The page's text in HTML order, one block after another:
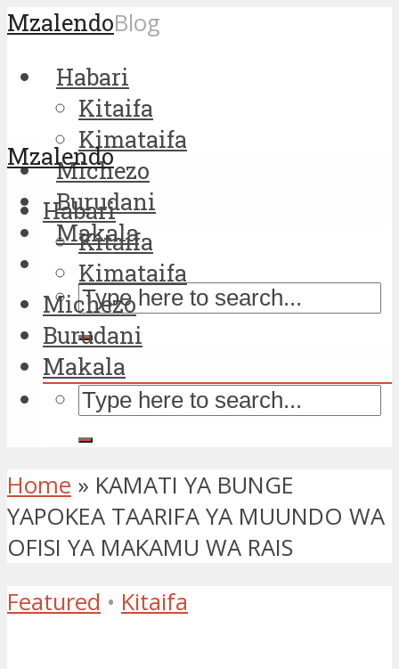
MzalendoBlog
Habari
Kitaifa
Kimataifa
Michezo
Burudani
Makala
Mzalendo
Habari
Kitaifa
Kimataifa
Michezo
Burudani
Makala
Home » KAMATI YA BUNGE
YAPOKEA TAARIFA YA MUUNDO WA
OFISI YA MAKAMU WA RAIS
Featured • Kitaifa